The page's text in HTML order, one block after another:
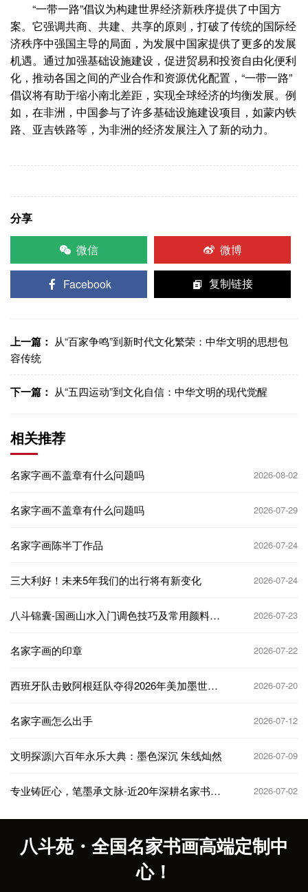
“一带一路”倡议为构建世界经济新秩序提供了中国方
案。它强调共商、共建、共享的原则，打破了传统的国际经
济秩序中强国主导的局面，为发展中国家提供了更多的发展
机遇。通过加强基础设施建设，促进贸易和投资自由化便利
化，推动各国之间的产业合作和资源优化配置，“一带一路”
倡议将有助于缩小南北差距，实现全球经济的均衡发展。例
如，在非洲，中国参与了许多基础设施建设项目，如蒙内铁
路、亚吉铁路等，为非洲的经济发展注入了新的动力。
分享
微信
微博
Facebook 复制链接
上一篇： 从“百家争鸣”到新时代文化繁荣：中华文明的思想包
容传统
下一篇： 从“五四运动”到文化自信：中华文明的现代觉醒
相关推荐
名家字画不盖章有什么问题吗 2026-08-02
名家字画不盖章有什么问题吗 2026-07-29
名家字画陈半丁作品 2026-07-24
三大利好！未来5年我们的出行将有新变化 2026-07-24
八斗锦囊-国画山水入门调色技巧及常用颜料搭
2026-07-23
名家字画的印章 2026-07-22
西班牙队击败阿根廷队夺得2026年美加墨世界
2026-07-20
名家字画怎么出手 2026-07-12
文明探源|六百年永乐大典：墨色深沉 朱线灿然 2026-07-09
专业铸匠心，笔墨承文脉-近20年深耕名家书法
2026-07-02
八斗苑・全国名家书画高端定制中
心！